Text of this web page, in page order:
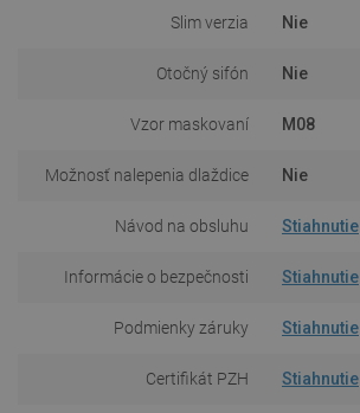
Slim verzia Nie
Otočný sifón Nie
Vzor maskovaní M08
Možnosť nalepenia dlaždice Nie
Návod na obsluhu Stiahnutie
Informácie o bezpečnosti Stiahnutie
Podmienky záruky Stiahnutie
Certifikát PZH Stiahnutie